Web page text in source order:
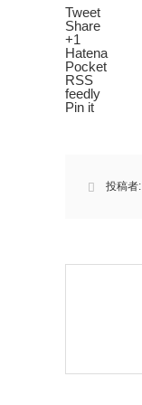
Tweet
Share
+1
Hatena
Pocket
RSS
feedly
Pin it
投稿者: